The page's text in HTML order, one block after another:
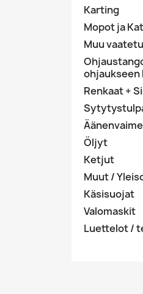
Karting
Mopot ja
Muu
Renkaat +
Öljyt
Ketjut
Muut /
Käsisuojat
Valomaskit
Luettelot /